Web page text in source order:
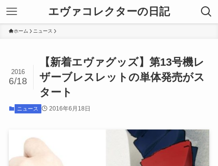
エヴァコレクターの日記
ホーム ニュース
【新着エヴァグッズ】第13号機レ
ザーブレスレットの単体発売がス
タート
2016
6/18
ニュース 2016年6月18日